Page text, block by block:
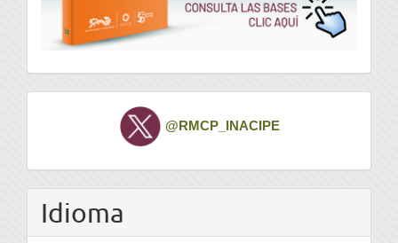
Twitter @RMCP_INACIPE
Idioma